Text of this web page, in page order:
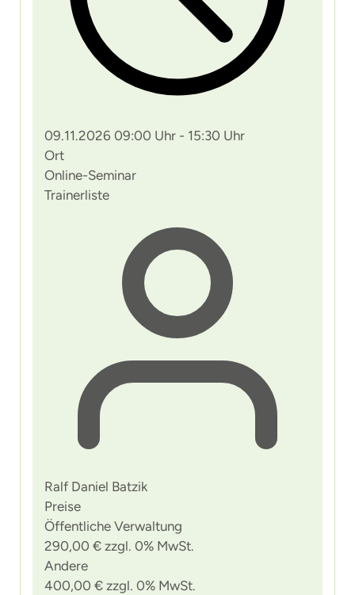
09.11.2026 09:00 Uhr - 15:30 Uhr
Ort
Online-Seminar
Trainerliste
Ralf Daniel Batzik
Preise
Öffentliche Verwaltung
290,00 € zzgl. 0% MwSt.
Andere
400,00 € zzgl. 0% MwSt.